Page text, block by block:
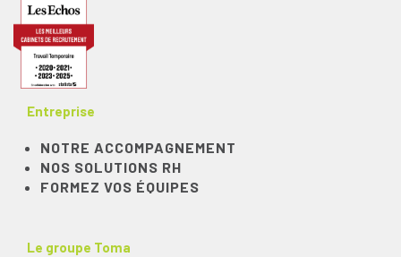
Entreprise
NOTRE ACCOMPAGNEMENT
NOS SOLUTIONS RH
FORMEZ VOS ÉQUIPES
Le groupe Toma